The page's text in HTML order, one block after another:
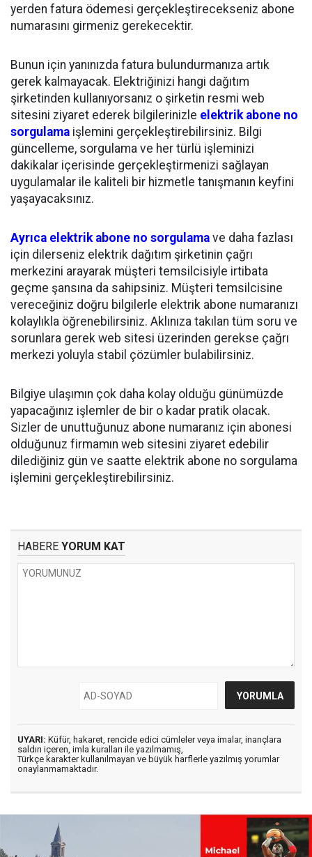
yerden fatura ödemesi gerçekleştirecekseniz abone
numarasını girmeniz gerekecektir.
Bunun için yanınızda fatura bulundurmanıza artık
gerek kalmayacak. Elektriğinizi hangi dağıtım
şirketinden kullanıyorsanız o şirketin resmi web
sitesini ziyaret ederek bilgilerinizle elektrik abone no
sorgulama işlemini gerçekleştirebilirsiniz. Bilgi
güncelleme, sorgulama ve her türlü işleminizi
dakikalar içerisinde gerçekleştirmenizi sağlayan
uygulamalar ile kaliteli bir hizmetle tanışmanın keyfini
yaşayacaksınız.
Ayrıca elektrik abone no sorgulama ve daha fazlası
için dilerseniz elektrik dağıtım şirketinin çağrı
merkezini arayarak müşteri temsilcisiyle irtibata
geçme şansına da sahipsiniz. Müşteri temsilcisine
vereceğiniz doğru bilgilerle elektrik abone numaranızı
kolaylıkla öğrenebilirsiniz. Aklınıza takılan tüm soru ve
sorunlara gerek web sitesi üzerinden gerekse çağrı
merkezi yoluyla stabil çözümler bulabilirsiniz.
Bilgiye ulaşımın çok daha kolay olduğu günümüzde
yapacağınız işlemler de bir o kadar pratik olacak.
Sizler de unuttuğunuz abone numaranız için abonesi
olduğunuz firmamın web sitesini ziyaret edebilir
dilediğiniz gün ve saatte elektrik abone no sorgulama
işlemini gerçekleştirebilirsiniz.
HABERE YORUM KAT
UYARI: Küfür, hakaret, rencide edici cümleler veya imalar, inançlara
saldırı içeren, imla kuralları ile yazılmamış,
Türkçe karakter kullanılmayan ve büyük harflerle yazılmış yorumlar
onaylanmamaktadır.